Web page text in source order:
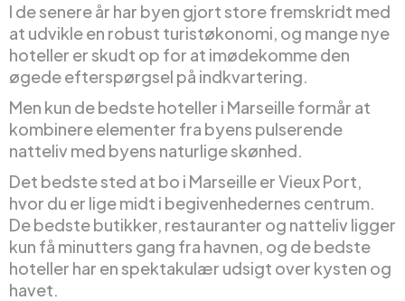
I de senere år har byen gjort store fremskridt med
at udvikle en robust turistøkonomi, og mange nye
hoteller er skudt op for at imødekomme den
øgede efterspørgsel på indkvartering.
Men kun de bedste hoteller i Marseille formår at
kombinere elementer fra byens pulserende
natteliv med byens naturlige skønhed.
Det bedste sted at bo i Marseille er Vieux Port,
hvor du er lige midt i begivenhedernes centrum.
De bedste butikker, restauranter og natteliv ligger
kun få minutters gang fra havnen, og de bedste
hoteller har en spektakulær udsigt over kysten og
havet.